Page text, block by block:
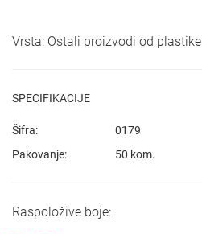
Vrsta: Ostali proizvodi od plastike
SPECIFIKACIJE
Šifra:
0179
Pakovanje:
50 kom.
Raspoložive boje: